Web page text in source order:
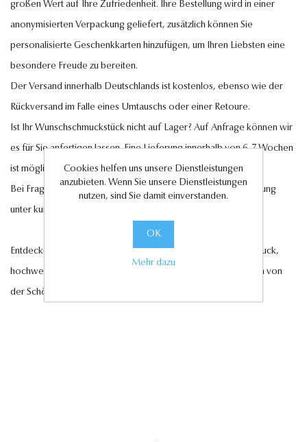
großen Wert auf Ihre Zufriedenheit. Ihre Bestellung wird in einer
anonymisierten Verpackung geliefert, zusätzlich können Sie
personalisierte Geschenkkarten hinzufügen, um Ihren Liebsten eine
besondere Freude zu bereiten.
Der Versand innerhalb Deutschlands ist kostenlos, ebenso wie der
Rückversand im Falle eines Umtauschs oder einer Retoure.
Ist Ihr Wunschschmuckstück nicht auf Lager? Auf Anfrage können wir
es für Sie anfertigen lassen. Eine Lieferung innerhalb von 6-7 Wochen
ist möglich.
Bei Fragen steht Ihnen unser Kundenservice gerne zur Verfügung
unter kundenservice@antwerp-diamonds.de.
Entdecken Sie jetzt unsere exquisite Auswahl an Diamantschmuck,
hochwertigen Edelsteinen und edlen Perlen und lassen Sie sich von
der Schönheit und Eleganz unserer Kollektionen verzaubern.
Cookies helfen uns unsere Dienstleistungen
anzubieten. Wenn Sie unsere Dienstleistungen
nutzen, sind Sie damit einverstanden.
OK
Mehr dazu